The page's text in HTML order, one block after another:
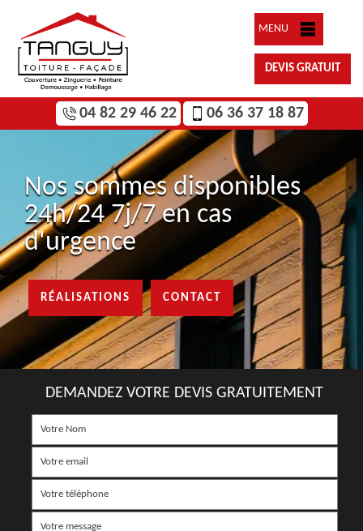
MENU
DEVIS GRATUIT
04 82 29 46 22 06 36 37 18 87
Nos sommes disponibles
24h/24 7j/7 en cas
d'urgence
RÉALISATIONS CONTACT
DEMANDEZ VOTRE DEVIS GRATUITEMENT